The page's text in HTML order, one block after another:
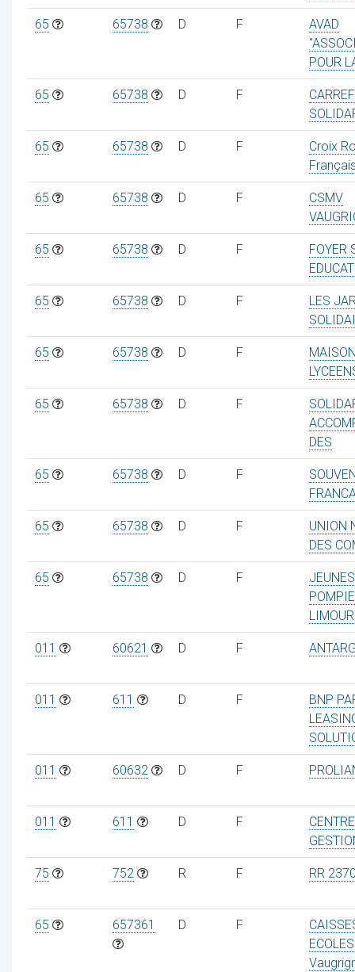
65 65738 D F
AVAD
POUR
65 65738 D F
65 65738 D F
Croix
65 65738 D F
CSMV
65 65738 D F
FOYER
65 65738 D F
LES
65 65738 D F
65 65738 D F
DES
65 65738 D F
65 65738 D F
UNION
DES
65 65738 D F
011 60621 D F
011 611 D F
BNP
011 60632 D F
011 611 D F
75 752 R F RR
65 657361 D F
ECOLES